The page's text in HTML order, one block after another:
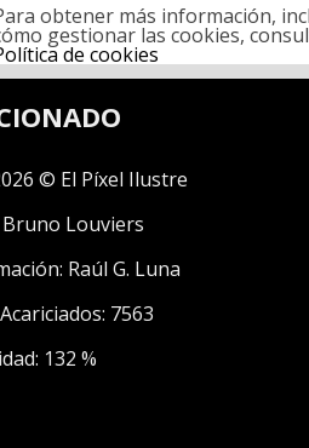
obtener más información,
gestionar las cookies,
de cookies
© El Píxel Ilustre
Bruno Louviers
Raúl G. Luna
7563
132 %